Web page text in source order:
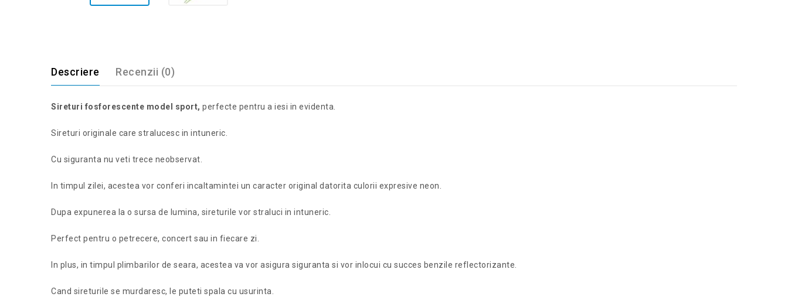
Descriere Recenzii (0)
Sireturi fosforescente model sport, perfecte pentru a iesi in evidenta.
Sireturi originale care stralucesc in intuneric.
Cu siguranta nu veti trece neobservat.
In timpul zilei, acestea vor conferi incaltamintei un caracter original datorita culorii expresive neon.
Dupa expunerea la o sursa de lumina, sireturile vor straluci in intuneric.
Perfect pentru o petrecere, concert sau in fiecare zi.
In plus, in timpul plimbarilor de seara, acestea va vor asigura siguranta si vor inlocui cu succes benzile reflectorizante.
Cand sireturile se murdaresc, le puteti spala cu usurinta.